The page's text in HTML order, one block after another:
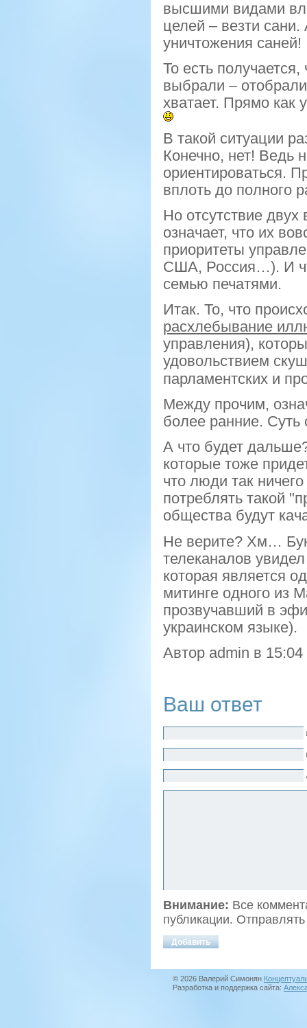
высшими видами
целей – везти сани.
уничтожения саней!
То есть
выбрали –
хватает. Прямо как
В такой ситуации
Конечно, нет! Ведь
ориентироваться.
вплоть до полного
Но отсутствие
означает, что их
приоритеты
США, Россия…). И
семью печатями.
Итак. То, что
расхлебывание
управления),
удовольствием
парламентских и
Между прочим,
более ранние. Суть
А что будет
которые тоже
что люди так
потреблять такой
общества будут
Не верите? Хм…
телеканалов
которая является
митинге одного из
прозвучавший в
украинском языке).
Автор admin в 15:04
Ваш ответ
Внимание: Все
публикации.
© 2026 Валерий Симонян
Разработка и поддержка сайта: